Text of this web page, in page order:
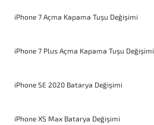
iPhone 7 Açma Kapama Tuşu Değişimi
iPhone 7 Plus Açma Kapama Tuşu Değişimi
iPhone SE 2020 Batarya Değişimi
iPhone XS Max Batarya Değişimi